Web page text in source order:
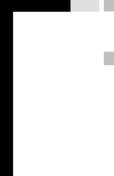
του Tacoma από